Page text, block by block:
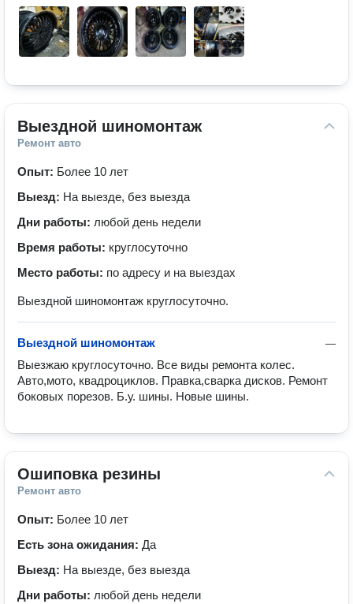
Выездной шиномонтаж
Ремонт авто
Опыт: Более 10 лет
Выезд: На выезде, без выезда
Дни работы: любой день недели
Время работы: круглосуточно
Место работы: по адресу и на выездах
Выездной шиномонтаж круглосуточно.
—
Выездной шиномонтаж
Выезжаю круглосуточно. Все виды ремонта колес.
Авто,мото, квадроциклов. Правка,сварка дисков. Ремонт
боковых порезов. Б.у. шины. Новые шины.
Ошиповка резины
Ремонт авто
Опыт: Более 10 лет
Есть зона ожидания: Да
Выезд: На выезде, без выезда
Дни работы: любой день недели